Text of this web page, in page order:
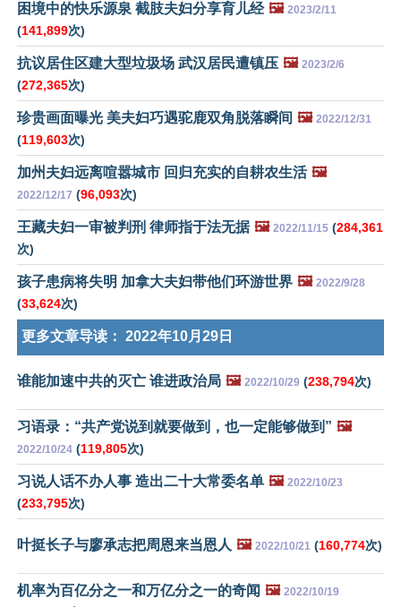
困境中的快乐源泉 截肢夫妇分享育儿经 🖼️ 2023/2/11
(141,899次)
抗议居住区建大型垃圾场 武汉居民遭镇压 🖼️ 2023/2/6
(272,365次)
珍贵画面曝光 美夫妇巧遇驼鹿双角脱落瞬间 🖼️ 2022/12/31
(119,603次)
加州夫妇远离喧嚣城市 回归充实的自耕农生活 🖼️
2022/12/17 (96,093次)
王藏夫妇一审被判刑 律师指于法无据 🖼️ 2022/11/15 (284,361
次)
孩子患病将失明 加拿大夫妇带他们环游世界 🖼️ 2022/9/28
(33,624次)
更多文章导读： 2022年10月29日
谁能加速中共的灭亡 谁进政治局 🖼️ 2022/10/29 (238,794次)
习语录：“共产党说到就要做到，也一定能够做到” 🖼️
2022/10/24 (119,805次)
习说人话不办人事 造出二十大常委名单 🖼️ 2022/10/23
(233,795次)
叶挺长子与廖承志把周恩来当恩人 🖼️ 2022/10/21 (160,774次)
机率为百亿分之一和万亿分之一的奇闻 🖼️ 2022/10/19